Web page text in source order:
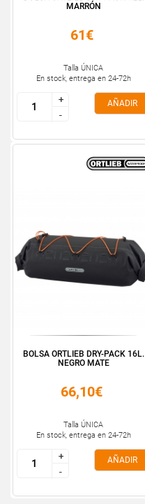
MARRÓN
61€
Talla ÚNICA
En stock, entrega en 24-72h
+
-
+
-
AÑADIR
BOLSA ORTLIEB DRY-PACK 16L.
NEGRO MATE
66,10€
Talla ÚNICA
En stock, entrega en 24-72h
+
-
+
-
AÑADIR